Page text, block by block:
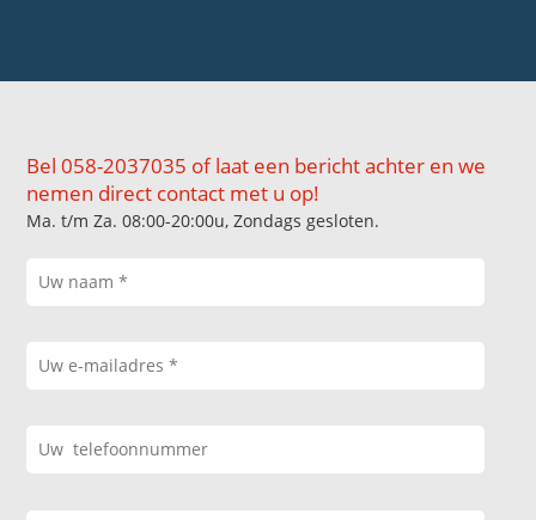
Bel 058-2037035 of laat een bericht achter en we
nemen direct contact met u op!
Ma. t/m Za. 08:00-20:00u, Zondags gesloten.